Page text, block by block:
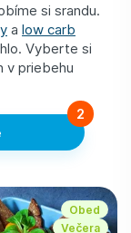
si srandu.
a low carb
Vyberte si
v priebehu
2
Obed
Večera